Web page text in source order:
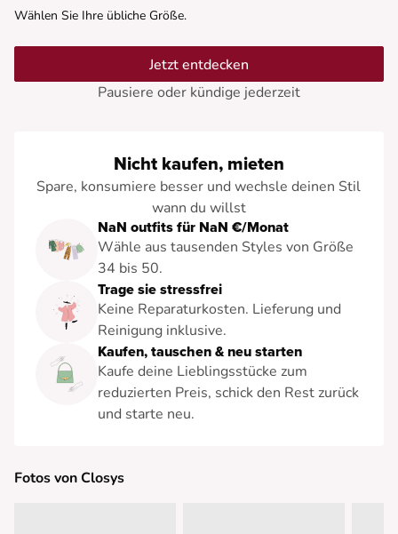
Wählen Sie Ihre übliche Größe.
Jetzt entdecken
Pausiere oder kündige jederzeit
Nicht kaufen, mieten
Spare, konsumiere besser und wechsle deinen Stil
wann du willst
NaN outfits für NaN €/Monat
Wähle aus tausenden Styles von Größe
34 bis 50.
Trage sie stressfrei
Keine Reparaturkosten. Lieferung und
Reinigung inklusive.
Kaufen, tauschen & neu starten
Kaufe deine Lieblingsstücke zum
reduzierten Preis, schick den Rest zurück
und starte neu.
Fotos von Closys